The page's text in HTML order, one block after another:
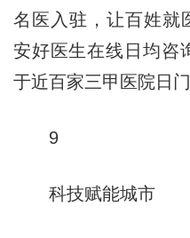
名医入驻，让百姓就
安好医生在线日均咨
于近百家三甲医院日门
9
科技赋能城市